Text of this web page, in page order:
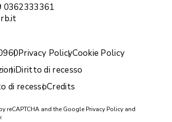
0362333361
Privacy PolicyCookie Policy
Diritto di recesso
di recessoCredits
reCAPTCHA and the Google Privacy Policy and